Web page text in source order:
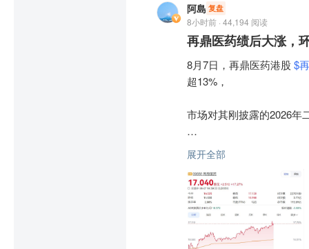
盘面上创新药、CRO概念
、凯莱英 $凯莱英
消息面上，国金证券研报
医药产业并购高景气格局
PCB概念快速走强，十余
(SH603186)$
4天3板，景
消息面上，花旗研报称，
8%，年内累计涨幅达
阿島 复盘
8小时前 · 44,194 阅读
再鼎医药绩后大涨，
8月7日，再鼎医药港股 $
超13%，
市场对其刚披露的2026年
财报显示，2026年第二季
净额1.06亿美元，同比微
盈利端，二季度亏损净额
亏损小幅收窄0.37%。研
展开全部